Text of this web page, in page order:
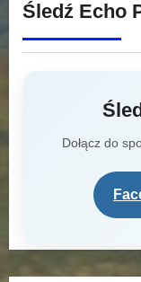
Śledź Echo
Dołącz do